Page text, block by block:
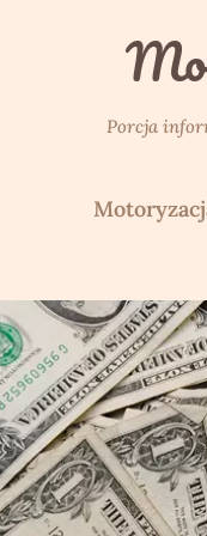
Porcja